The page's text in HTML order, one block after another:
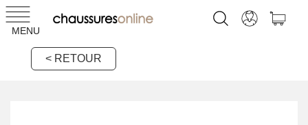
MENU
< RETOUR